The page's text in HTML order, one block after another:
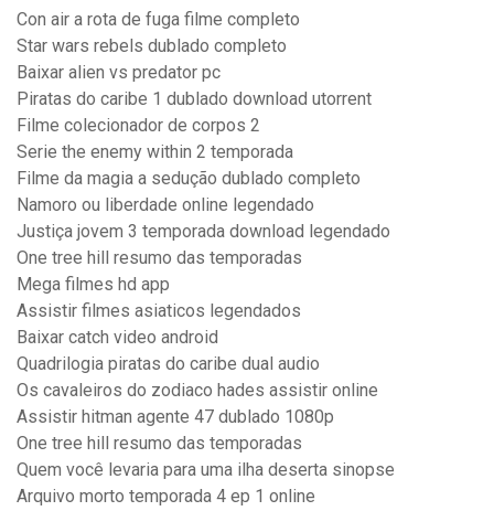
Con air a rota de fuga filme completo
Star wars rebels dublado completo
Baixar alien vs predator pc
Piratas do caribe 1 dublado download utorrent
Filme colecionador de corpos 2
Serie the enemy within 2 temporada
Filme da magia a sedução dublado completo
Namoro ou liberdade online legendado
Justiça jovem 3 temporada download legendado
One tree hill resumo das temporadas
Mega filmes hd app
Assistir filmes asiaticos legendados
Baixar catch video android
Quadrilogia piratas do caribe dual audio
Os cavaleiros do zodiaco hades assistir online
Assistir hitman agente 47 dublado 1080p
One tree hill resumo das temporadas
Quem você levaria para uma ilha deserta sinopse
Arquivo morto temporada 4 ep 1 online